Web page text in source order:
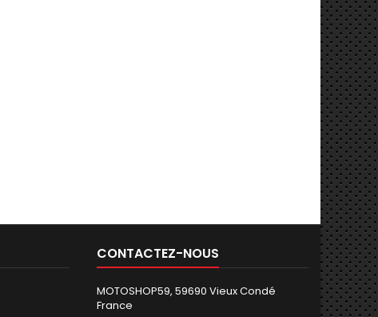
CONTACTEZ-NOUS
MOTOSHOP59, 59690 Vieux Condé
France